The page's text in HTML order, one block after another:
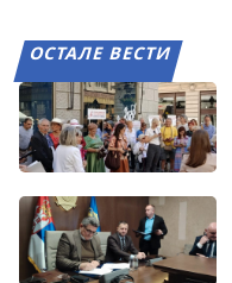
ОСТАЛЕ ВЕСТИ